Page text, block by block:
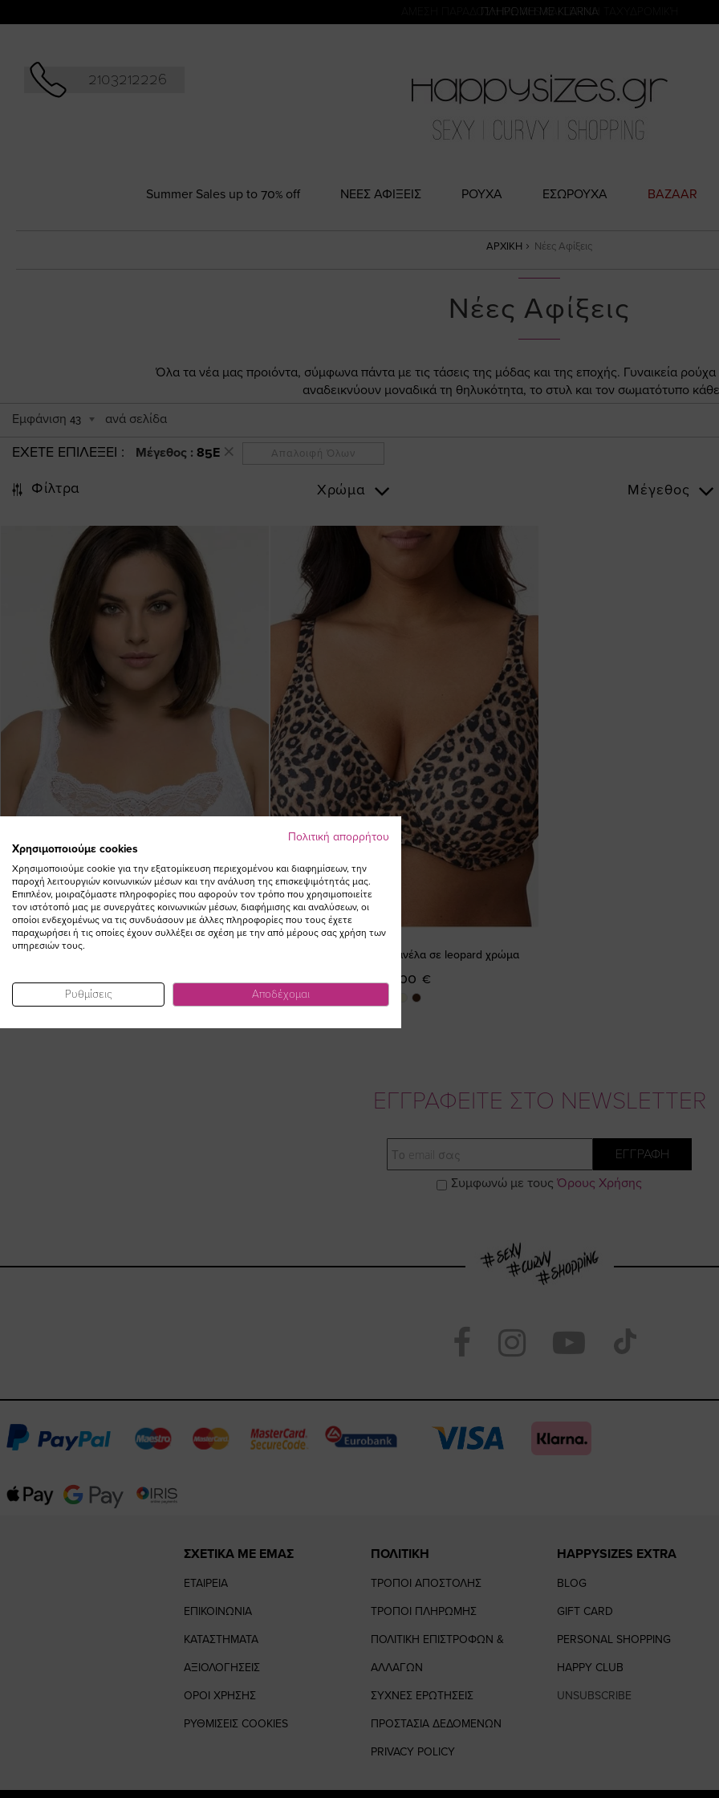
ΠΛΗΡΩΜΗ ΜΕ KLARNA
ΑΜΕΣΗ ΠΑΡΑΔΟΣΗ ΜΕ ACS ΚΑΙ ΓΕΝΙΚΗ ΤΑΧΥΔΡΟΜΙΚΉ
2103212226
Summer Sales up to 70% off NΕΕΣ ΑΦΙΞΕΙΣ ΡΟΥΧΑ ΕΣΩΡΟΥΧΑ BAZAAR
ΑΡΧΙΚΉ Νέες Αφίξεις
Νέες Αφίξεις
Όλα τα νέα μας προιόντα, σύμφωνα πάντα με τις τάσεις της μόδας και της εποχής. Γυναικεία
αναδεικνύουν μοναδικά τη θηλυκότητα, το στυλ και τον σωματότυπο
Εμφάνιση 43 ανά σελίδα
ΕΧΕΤΕ ΕΠΙΛΕΞΕΙ Μέγεθος : 85E Απαλοιφή Όλων
Φίλτρα Χρώμα Μέγεθος
Bralette με δαντέλα σε λευκό χρώμα
38,00 €
Σουτιέν plunge με μπανέλα σε leopard χρώμα
38,00 €
ΕΓΓΡΑΦΕΙΤΕ ΣΤΟ NEWSLETTER
Email
ΕΓΓΡΑΦΗ
Συμφωνώ με τους Όρους Χρήσης
Visit
https://
page
Visit
https://
page
Visit
https://
our
ΣΧΕΤΙΚΑ ΜΕ ΕΜΑΣ
ΕΤΑΙΡΕΙΑ
ΕΠΙΚΟΙΝΩΝΙΑ
ΚΑΤΑΣΤΗΜΑΤΑ
ΑΞΙΟΛΟΓΗΣΕΙΣ
ΟΡΟΙ ΧΡΗΣΗΣ
ΡΥΘΜΙΣΕΙΣ COOKIES
ΠΟΛΙΤΙΚΗ
ΤΡΟΠΟΙ ΑΠΟΣΤΟΛΗΣ
ΤΡΟΠΟΙ ΠΛΗΡΩΜΗΣ
ΠΟΛΙΤΙΚΗ ΕΠΙΣΤΡΟΦΩΝ &
ΑΛΛΑΓΩΝ
ΣΥΧΝΕΣ ΕΡΩΤΗΣΕΙΣ
ΠΡΟΣΤΑΣΙΑ ΔΕΔΟΜΕΝΩΝ
PRIVACY POLICY
HAPPYSIZES EXTRA
BLOG
GIFT CARD
PERSONAL SHOPPING
HAPPY CLUB
UNSUBSCRIBE
Πολιτική απορρήτου
Χρησιμοποιούμε cookies
Χρησιμοποιούμε cookie για την εξατομίκευση περιεχομένου και διαφημίσεων, την
παροχή λειτουργιών κοινωνικών μέσων και την ανάλυση της επισκεψιμότητάς μας.
Επιπλέον, μοιραζόμαστε πληροφορίες που αφορούν τον τρόπο που χρησιμοποιείτε
τον ιστότοπό μας με συνεργάτες κοινωνικών μέσων, διαφήμισης και αναλύσεων, οι
οποίοι ενδεχομένως να τις συνδυάσουν με άλλες πληροφορίες που τους έχετε
παραχωρήσει ή τις οποίες έχουν συλλέξει σε σχέση με την από μέρους σας χρήση των
υπηρεσιών τους.
Ρυθμίσεις Αποδέχομαι